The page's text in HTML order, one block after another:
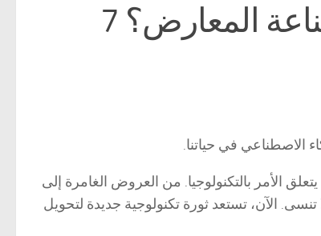
كيف سيشكل الذكاء الاصطناعي صناعة المعارض؟ 7
الأمر بالتكنولوجيا. من العروض الغامرة إلى
الآن، تستعد ثورة تكنولوجية جديدة لتحويل